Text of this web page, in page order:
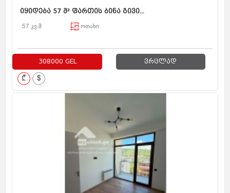
იყიდება 57 მ² ფართის ბინა გივი...
57 კვ.მ ოთახი
308000 GEL ვრცლად
₾ $